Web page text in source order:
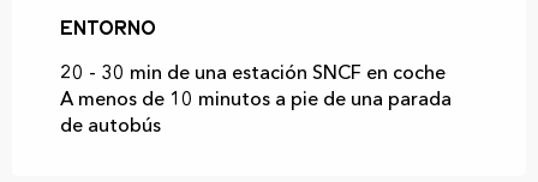
Entorno
Entorno
20 - 30 min de una estación SNCF en coche
A menos de 10 minutos a pie de una parada
de autobús